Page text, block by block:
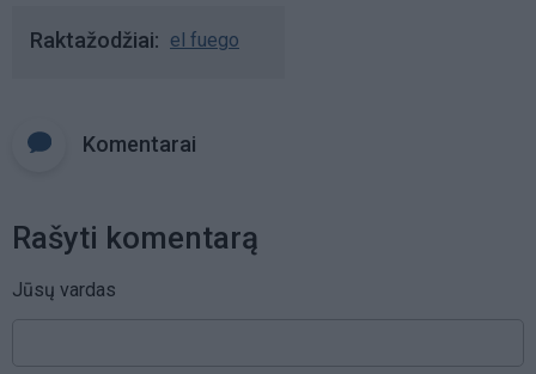
Raktažodžiai el fuego
Komentarai
Rašyti komentarą
Jūsų vardas